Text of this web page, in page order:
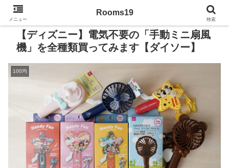
【ディズニー】電気不要の「手動ミニ扇風
機」を全種類買ってみます【ダイソー】
100均
メニュー
Rooms19
検索